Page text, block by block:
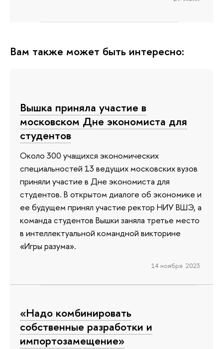
Вам также может быть интересно:
Вышка приняла участие в
московском Дне экономиста для
студентов
Около 300 учащихся экономических
специальностей 13 ведущих московских вузов
приняли участие в Дне экономиста для
студентов. В открытом диалоге об экономике и
ее будущем принял участие ректор НИУ ВШЭ, а
команда студентов Вышки заняла третье место
в интеллектуальной командной викторине
«Игры разума».
14 ноября 2023
«Надо комбинировать
собственные разработки и
импортозамещение»